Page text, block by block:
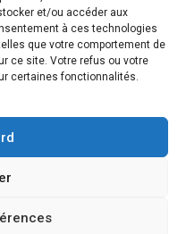
et/ou accéder aux
à ces technologies
que votre comportement de
ce site. Votre refus ou votre
certaines fonctionnalités.
BOTANICALS –
de México! »
- Courriel Infos: